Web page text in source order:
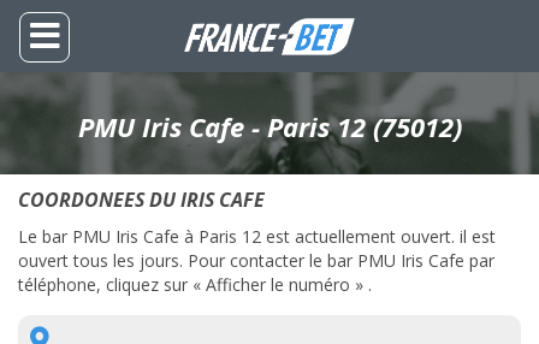
PMU Iris Cafe - Paris 12 (75012)
COORDONEES DU IRIS CAFE
Le bar PMU Iris Cafe à Paris 12 est actuellement ouvert. il est
ouvert tous les jours. Pour contacter le bar PMU Iris Cafe par
téléphone, cliquez sur « Afficher le numéro » .